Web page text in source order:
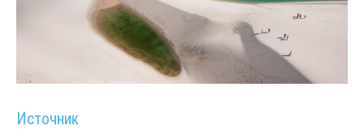
Источник